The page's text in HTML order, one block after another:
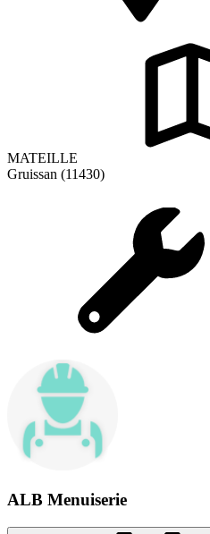
MATEILLE
Gruissan (11430)
ALB Menuiserie